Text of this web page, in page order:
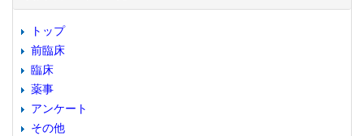
トップ
前臨床
臨床
薬事
アンケート
その他